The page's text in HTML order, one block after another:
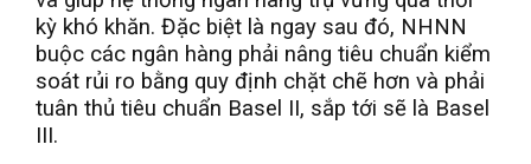
kỳ khó khăn. Đặc biệt là ngay sau đó, NHNN
buộc các ngân hàng phải nâng tiêu chuẩn kiểm
soát rủi ro bằng quy định chặt chẽ hơn và phải
tuân thủ tiêu chuẩn Basel II, sắp tới sẽ là Basel
III.